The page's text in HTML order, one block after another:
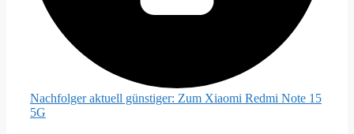
Nachfolger aktuell günstiger: Zum Xiaomi Redmi Note 15
5G